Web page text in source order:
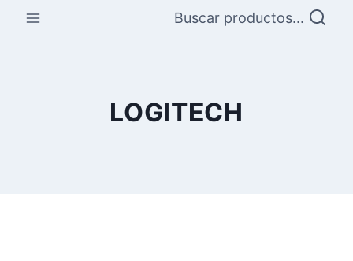
Saltar
Buscar productos...
LOGITECH